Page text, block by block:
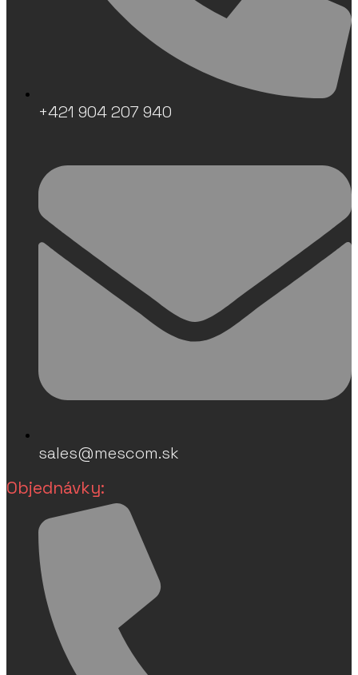
+421 904 207 940
sales@mescom.sk
Objednávky: